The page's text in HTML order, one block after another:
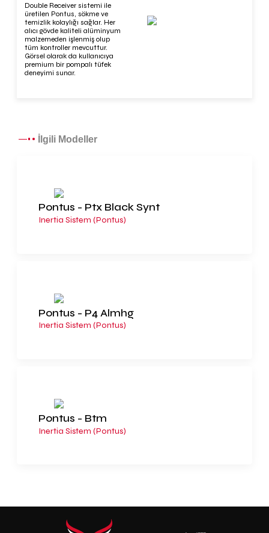
Double Receiver sistemi ile
üretilen Pontus, sökme ve
temizlik kolaylığı sağlar. Her
alıcı gövde kaliteli alüminyum
malzemeden işlenmiş olup
tüm kontroller mevcuttur.
Görsel olarak da kullanıcıya
premium bir pompalı tüfek
deneyimi sunar.
İlgili Modeller
Pontus - Ptx Black Synt
Inertia Sistem (Pontus)
Pontus - P4 Almhg
Inertia Sistem (Pontus)
Pontus - Btm
Inertia Sistem (Pontus)